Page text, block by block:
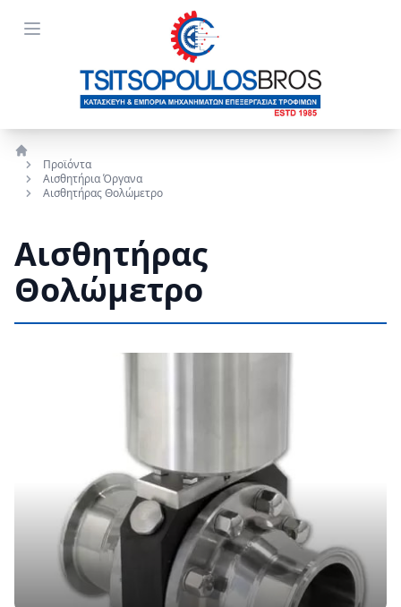
Open menu
ΑρχικήΠροϊόντα
Αισθητήρια Όργανα
Αισθητήρας Θολώμετρο
Αισθητήρας
Θολώμετρο